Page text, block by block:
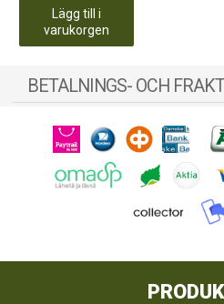
Lägg till i
varukorgen
BETALNINGS- OCH